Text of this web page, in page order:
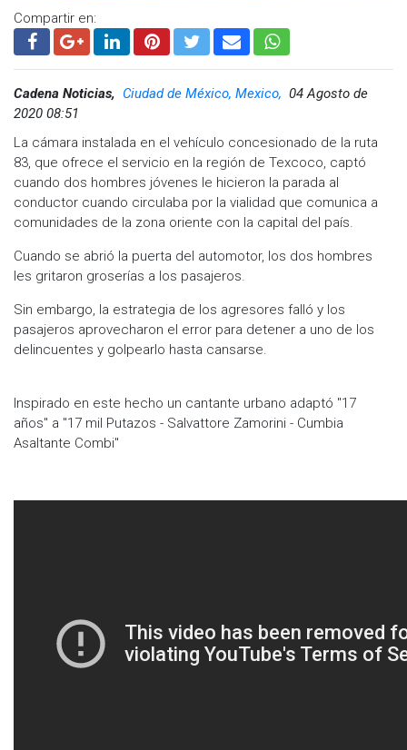
Compartir en:
Cadena Noticias, Ciudad de México, Mexico, 04 Agosto de
2020 08:51
La cámara instalada en el vehículo concesionado de la ruta
83, que ofrece el servicio en la región de Texcoco, captó
cuando dos hombres jóvenes le hicieron la parada al
conductor cuando circulaba por la vialidad que comunica a
comunidades de la zona oriente con la capital del país.
Cuando se abrió la puerta del automotor, los dos hombres
les gritaron groserías a los pasajeros.
Sin embargo, la estrategia de los agresores falló y los
pasajeros aprovecharon el error para detener a uno de los
delincuentes y golpearlo hasta cansarse.
Inspirado en este hecho un cantante urbano adaptó ''17
años'' a ''17 mil Putazos - Salvattore Zamorini - Cumbia
Asaltante Combi''